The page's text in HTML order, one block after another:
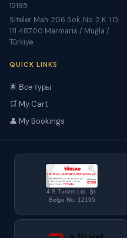
12195
Siteler Mah. 206 Sok. No. 2 K. 1 D.
111 48700 Marmaris / Muğla /
Türkiye
QUICK LINKS
🌟 Все туры
🛒 My Cart
👤 My Bookings
4 S Turizm Ltd. Şt.
Belge No: 12195